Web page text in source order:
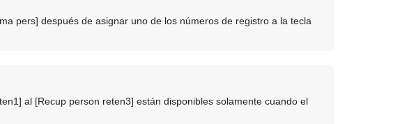
pers] después de asignar uno de los números de registro a la tecla
al [Recup person reten3] están disponibles solamente cuando el